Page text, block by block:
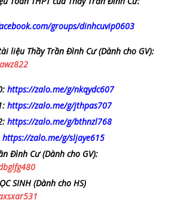
groups/dinhcuvip0603
liệu Thầy Trần Đình Cư (Dành cho GV):
https://zalo.me/g/nkqydc607
https://zalo.me/g/jthpas707
https://zalo.me/g/bthnzl768
https://zalo.me/g/sljaye615
Đình Cư (Dành cho GV):
SINH (Dành cho HS)